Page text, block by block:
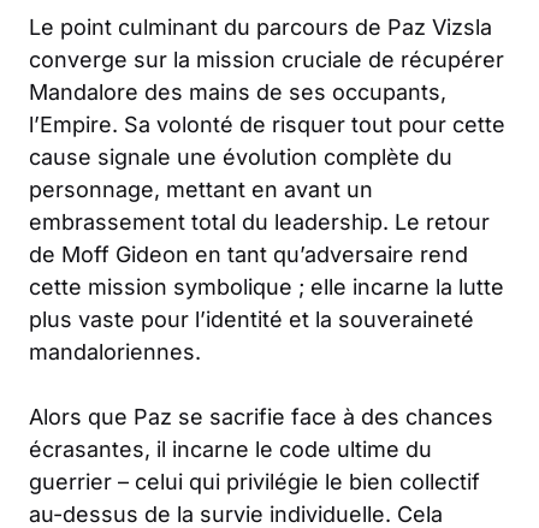
Le point culminant du parcours de Paz Vizsla
converge sur la mission cruciale de récupérer
Mandalore des mains de ses occupants,
l’Empire. Sa volonté de risquer tout pour cette
cause signale une évolution complète du
personnage, mettant en avant un
embrassement total du leadership. Le retour
de Moff Gideon en tant qu’adversaire rend
cette mission symbolique ; elle incarne la lutte
plus vaste pour l’identité et la souveraineté
mandaloriennes.
Alors que Paz se sacrifie face à des chances
écrasantes, il incarne le code ultime du
guerrier – celui qui privilégie le bien collectif
au-dessus de la survie individuelle. Cela